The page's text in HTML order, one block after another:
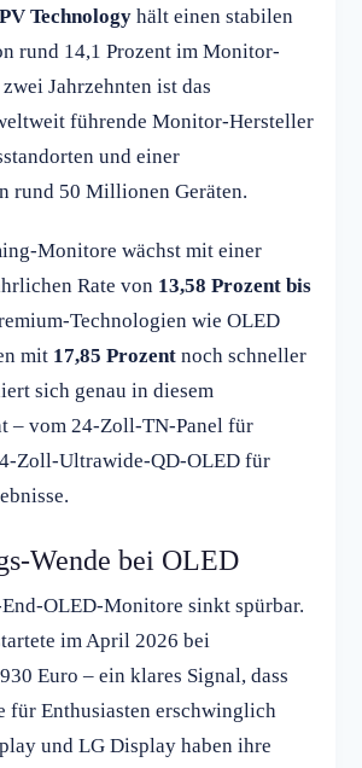
Technology hält einen stabilen
rund 14,1 Prozent im Monitor-
Jahrzehnten ist das
führende Monitor-Hersteller
und einer
rund 50 Millionen Geräten.
Monitore wächst mit einer
Rate von 13,58 Prozent bis
Technologien wie OLED
mit 17,85 Prozent noch schneller
sich genau in diesem
– vom 24-Zoll-TN-Panel für
Zoll-Ultrawide-QD-OLED für
Wende bei OLED
OLED-Monitore sinkt spürbar.
im April 2026 bei
Euro – ein klares Signal, dass
für Enthusiasten erschwinglich
und LG Display haben ihre